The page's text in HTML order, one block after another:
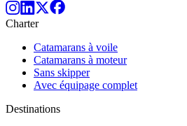
Charter
Catamarans à voile
Catamarans à moteur
Sans skipper
Avec équipage complet
Destinations